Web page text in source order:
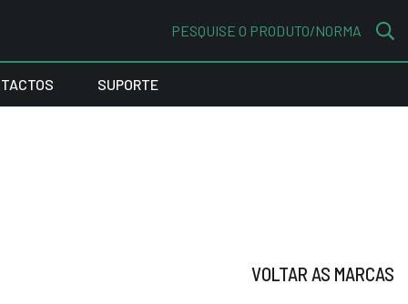
PESQUISE O PRODUTO/NORMA
SUPORTE
VOLTAR AS MARCAS